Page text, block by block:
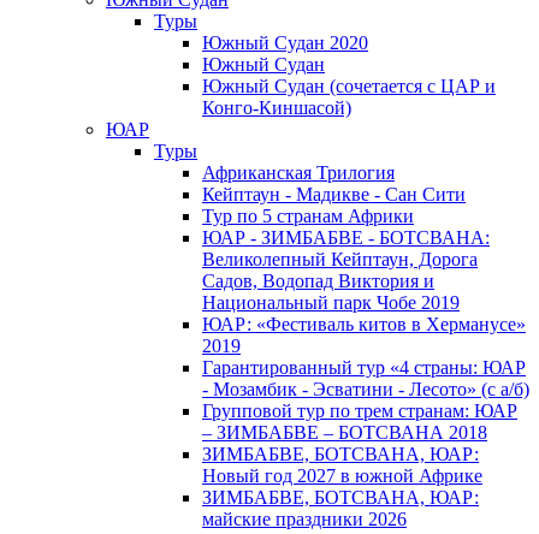
Туры
Южный Cудан 2020
Южный Cудан
Южный Судан (сочетается с ЦАР и
Конго-Киншасой)
ЮАР
Туры
Африканская Трилогия
Кейптаун - Мадикве - Сан Сити
Тур по 5 странам Африки
ЮАР - ЗИМБАБВЕ - БОТСВАНА:
Великолепный Кейптаун, Дорога
Садов, Водопад Виктория и
Национальный парк Чобе 2019
ЮАР: «Фестиваль китов в Херманусе»
2019
Гарантированный тур «4 страны: ЮАР
- Мозамбик - Эсватини - Лесото» (с а/б)
Групповой тур по трем странам: ЮАР
– ЗИМБАБВЕ – БОТСВАНА 2018
ЗИМБАБВЕ, БОТСВАНА, ЮАР:
Новый год 2027 в южной Африке
ЗИМБАБВЕ, БОТСВАНА, ЮАР:
майские праздники 2026